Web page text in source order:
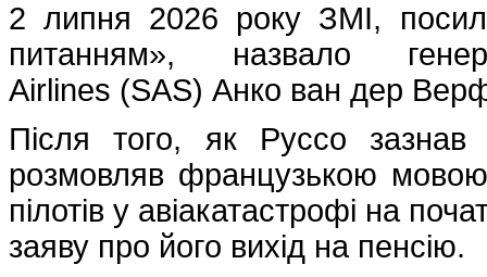
2 липня 2026 року ЗМІ,
питанням», назвало
Airlines (SAS) Анко ван дер
Після того, як Руссо
розмовляв французькою мовою
пілотів у авіакатастрофі на
заяву про його вихід на пенсію.